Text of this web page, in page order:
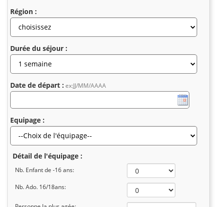
Région :
Durée du séjour :
Date de départ : ex:JJ/MM/AAAA
Equipage :
Détail de l'équipage :
Nb. Enfant de -16 ans:
Nb. Ado. 16/18ans: